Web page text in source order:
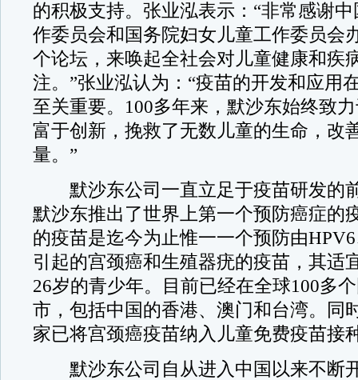
的积极支持。张业泓表示：“非常感谢
作委员会和国务院妇女儿童工作委员会
个论坛，来唤起全社会对儿童健康和疾
注。”张业泓认为：“疫苗的开发和应用
至关重要。100多年来，默沙东始终致
富于创新，挽救了无数儿童的生命，改
量。”
默沙东公司一直立足于疫苗研发的
默沙东推出了世界上第一个预防癌症的
的疫苗是迄今为止惟一一个预防由
引起的宫颈癌和生殖器疣的疫苗，其适
26岁的青少年。目前已经在全球100多
市，包括中国的香港、澳门和台湾。同
家已将宫颈癌疫苗纳入儿童免费疫苗接
默沙东公司自从进入中国以来不断